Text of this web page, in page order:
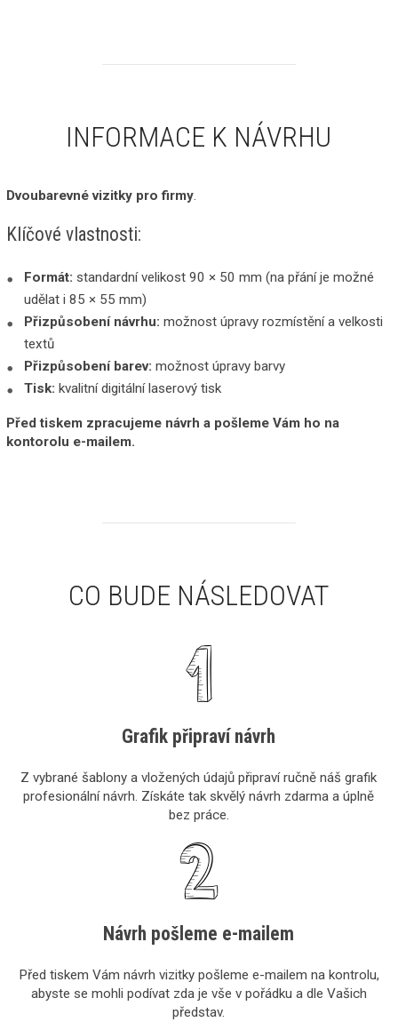
INFORMACE K NÁVRHU
Dvoubarevné vizitky pro firmy.
Klíčové vlastnosti:
Formát: standardní velikost 90 × 50 mm (na přání je možné
udělat i 85 × 55 mm)
Přizpůsobení návrhu: možnost úpravy rozmístění a velkosti
textů
Přizpůsobení barev: možnost úpravy barvy
Tisk: kvalitní digitální laserový tisk
Před tiskem zpracujeme návrh a pošleme Vám ho na
kontorolu e-mailem.
CO BUDE NÁSLEDOVAT
Grafik připraví návrh
Z vybrané šablony a vložených údajů připraví ručně náš grafik
profesionální návrh. Získáte tak skvělý návrh zdarma a úplně
bez práce.
Návrh pošleme e-mailem
Před tiskem Vám návrh vizitky pošleme e-mailem na kontrolu,
abyste se mohli podívat zda je vše v pořádku a dle Vašich
představ.